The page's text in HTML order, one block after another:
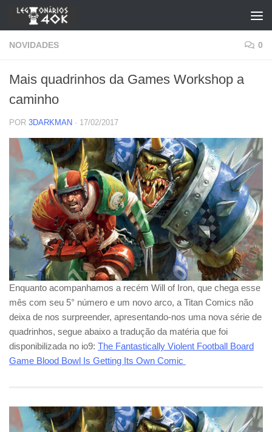
Skip to content
NOVIDADES 0
Mais quadrinhos da Games Workshop a
caminho
POR 3DARKMAN · 17/02/2017
Enquanto acompanhamos a recém Will of Iron, que chega esse
mês com seu 5° número e um novo arco, a Titan Comics não
deixa de nos surpreender, apresentando-nos uma nova série de
quadrinhos, segue abaixo a tradução da matéria que foi
disponibilizada no io9: The Fantastically Violent Football Board
Game Blood Bowl Is Getting Its Own Comic